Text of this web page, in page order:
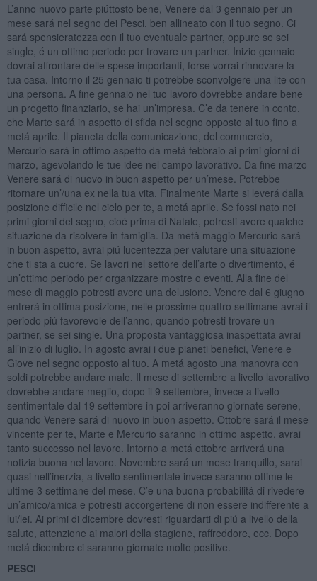
L’anno nuovo parte piúttosto bene, Venere dal 3 gennaio per un
mese sará nel segno dei Pesci, ben allineato con il tuo segno. Ci
sará spensieratezza con il tuo eventuale partner, oppure se sei
single, é un ottimo periodo per trovare un partner. Inizio gennaio
dovrai affrontare delle spese importanti, forse vorrai rinnovare la
tua casa. Intorno il 25 gennaio ti potrebbe sconvolgere una lite con
una persona. A fine gennaio nel tuo lavoro dovrebbe andare bene
un progetto finanziario, se hai un’impresa. C’e da tenere in conto,
che Marte sará in aspetto di sfida nel segno opposto al tuo fino a
metá aprile. Il pianeta della comunicazione, del commercio,
Mercurio sará in ottimo aspetto da metá febbraio ai primi giorni di
marzo, agevolando le tue idee nel campo lavorativo. Da fine marzo
Venere sará di nuovo in buon aspetto per un’mese. Potrebbe
ritornare un’/una ex nella tua vita. Finalmente Marte si leverá dalla
posizione difficile nel cielo per te, a metá aprile. Se fossi nato nei
primi giorni del segno, cioé prima di Natale, potresti avere qualche
situazione da risolvere in famiglia. Da metà maggio Mercurio sará
in buon aspetto, avrai piú lucentezza per valutare una situazione
che ti sta a cuore. Se lavori nel settore dell’arte o divertimento, é
un’ottimo periodo per organizzare mostre o eventi. Alla fine del
mese di maggio potresti avere una delusione. Venere dal 6 giugno
entrerá in ottima posizione, nelle prossime quattro settimane avrai il
periodo piú favorevole dell’anno, quando potresti trovare un
partner, se sei single. Una proposta vantaggiosa inaspettata avrai
all’inizio di luglio. In agosto avrai i due pianeti benefici, Venere e
Giove nel segno opposto al tuo. A metá agosto una manovra con
soldi potrebbe andare male. Il mese di settembre a livello lavorativo
dovrebbe andare meglio, dopo il 9 settembre, invece a livello
sentimentale dal 19 settembre in poi arriveranno giornate serene,
quando Venere sará di nuovo in buon aspetto. Ottobre sará il mese
vincente per te, Marte e Mercurio saranno in ottimo aspetto, avrai
tanto successo nel lavoro. Intorno a metá ottobre arriverá una
notizia buona nel lavoro. Novembre sará un mese tranquillo, sarai
quasi nell’inerzia, a livello sentimentale invece saranno ottime le
ultime 3 settimane del mese. C’e una buona probabilitá di rivedere
un’amico/amica e potresti accorgertene di non essere indifferente a
lui/lei. Ai primi di dicembre dovresti riguardarti di piú a livello della
salute, attenzione ai malori della stagione, raffreddore, ecc. Dopo
metá dicembre ci saranno giornate molto positive.
PESCI